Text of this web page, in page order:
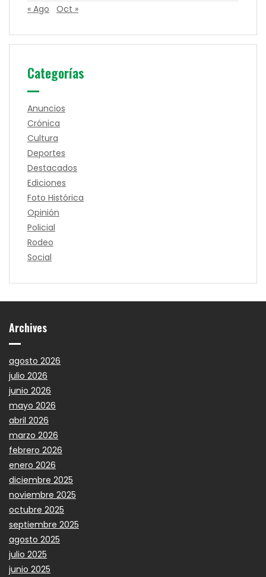
« Ago
Oct »
Categorías
Anuncios
Crónica
Cultura
Deportes
Destacados
Ediciones
Foto Histórica
Opinión
Policial
Rodeo
Social
Archives
agosto 2026
julio 2026
junio 2026
mayo 2026
abril 2026
marzo 2026
febrero 2026
enero 2026
diciembre 2025
noviembre 2025
octubre 2025
septiembre 2025
agosto 2025
julio 2025
junio 2025